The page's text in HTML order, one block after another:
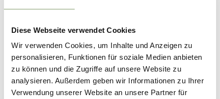
Diese Webseite verwendet Cookies
Wir verwenden Cookies, um Inhalte und Anzeigen zu
personalisieren, Funktionen für soziale Medien anbieten
zu können und die Zugriffe auf unsere Website zu
analysieren. Außerdem geben wir Informationen zu Ihrer
Verwendung unserer Website an unsere Partner für